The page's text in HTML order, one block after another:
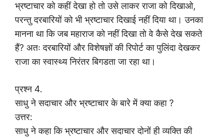
भ्रष्टाचार को कहीं देखा हो तो उसे लाकर राजा को दिखाओ,
परन्तु दरबारियों को भी भ्रष्टाचार दिखाई नहीं दिया था। उनका
मानना था कि जब महाराज को नहीं दिखा तो वे कैसे देख सकते
हैं? अतः दरबारियों और विशेषज्ञों की रिपोर्ट का पुलिंदा देखकर
राजा का स्वास्थ्य निरंतर बिगडता जा रहा था।
प्रश्न 4.
साधु ने सदाचार और भ्रष्टाचार के बारे में क्या कहा ?
उत्तर:
साधु ने कहा कि भ्रष्टाचार और सदाचार दोनों ही व्यक्ति की